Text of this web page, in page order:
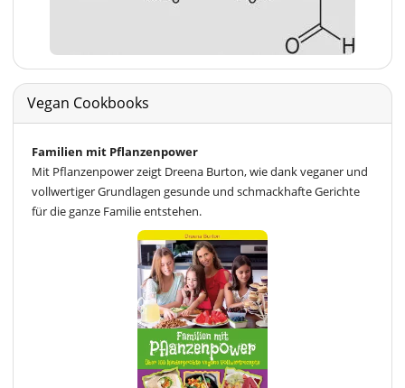
Vegan Cookbooks
Familien mit Pflanzenpower
Mit Pflanzenpower zeigt Dreena Burton, wie dank veganer und
vollwertiger Grundlagen gesunde und schmackhafte Gerichte
für die ganze Familie entstehen.